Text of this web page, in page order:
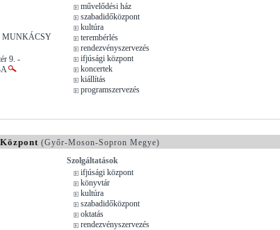
- MUNKÁCSY
9. -
művelődési ház
szabadidőközpont
kultúra
terembérlés
rendezvényszervezés
ifjúsági központ
koncertek
kiállítás
programszervezés
(Győr-Moson-Sopron Megye)
Szolgáltatások
ifjúsági központ
könyvtár
kultúra
szabadidőközpont
oktatás
rendezvényszervezés